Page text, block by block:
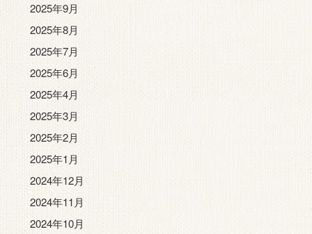
2025年9月
2025年8月
2025年7月
2025年6月
2025年4月
2025年3月
2025年2月
2025年1月
2024年12月
2024年11月
2024年10月